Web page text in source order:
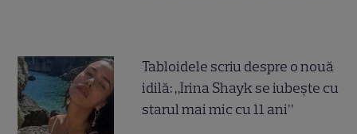
Tabloidele scriu despre o nouă
idilă: „Irina Shayk se iubește cu
starul mai mic cu 11 ani”